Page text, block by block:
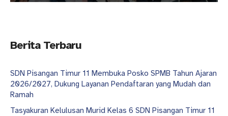
Berita Terbaru
SDN Pisangan Timur 11 Membuka Posko SPMB Tahun Ajaran
2026/2027, Dukung Layanan Pendaftaran yang Mudah dan
Ramah
Tasyakuran Kelulusan Murid Kelas 6 SDN Pisangan Timur 11